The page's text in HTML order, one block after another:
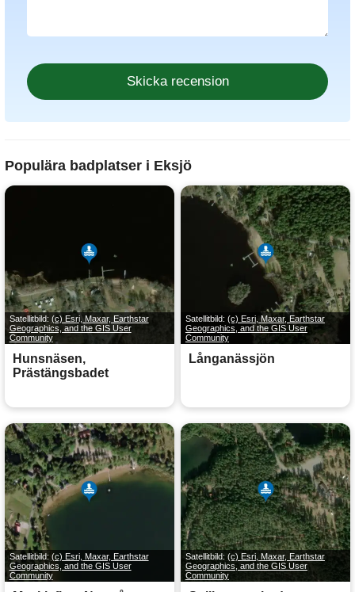
Populära badplatser i Eksjö
Satellitbild: (c) Esri, Maxar, Earthstar
Geographics, and the GIS User
Community
Hunsnäsen,
Prästängsbadet
Satellitbild: (c) Esri, Maxar, Earthstar
Geographics, and the GIS User
Community
Långanässjön
Satellitbild: (c) Esri, Maxar, Earthstar
Geographics, and the GIS User
Community
Satellitbild: (c) Esri, Maxar, Earthstar
Geographics, and the GIS User
Community